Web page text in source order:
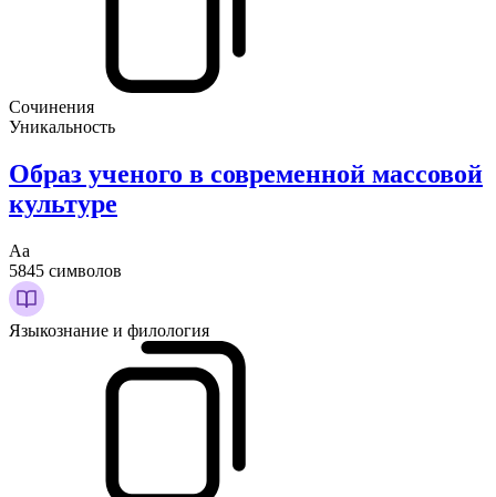
Сочинения
Уникальность
Образ ученого в современной массовой
культуре
Аа
5845 символов
Языкознание и филология